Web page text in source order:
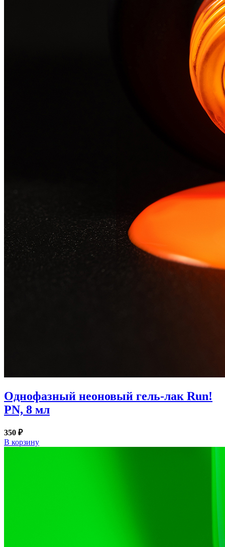
Однофазный неоновый гель-лак Run!
PN, 8 мл
350 ₽
В корзину